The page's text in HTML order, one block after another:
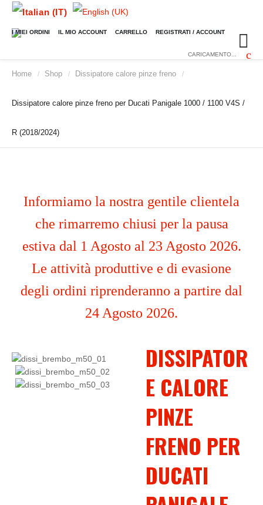
I MIEI ORDINI IL MIO ACCOUNT CARRELLO REGISTRATI / ACCOUNT
CARICAMENTO...
Home / Shop / Dissipatore calore pinze freno /
Dissipatore calore pinze freno per Ducati Panigale 1000 / 1100 V4S /
R (2018/2024)
Informiamo la nostra gentile clientela
che rimarremo chiusi per la pausa
estiva dal 1 Agosto al 23 Agosto 2026.
Le attività produttive e di evasione
degli ordini riprenderanno a partire dal
24 Agosto 2026.
DISSIPATOR
E CALORE
PINZE
FRENO PER
DUCATI